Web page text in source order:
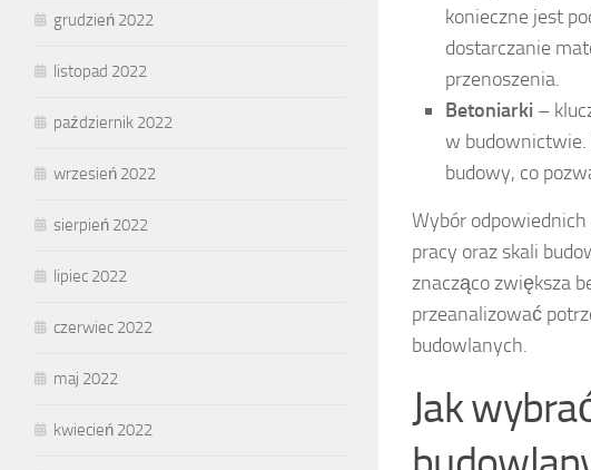
konieczne jest
dostarczanie
przenoszenia.
Betoniarki –
w budownictwie.
budowy, co
Wybór
pracy oraz skali
znacząco zwiększa
przeanalizować
budowlanych.
Jak
grudzień 2022
listopad 2022
październik 2022
wrzesień 2022
sierpień 2022
lipiec 2022
czerwiec 2022
maj 2022
kwiecień 2022